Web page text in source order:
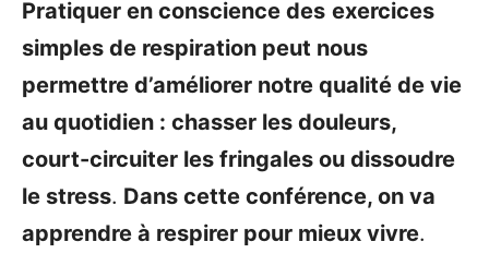
Pratiquer en conscience des exercices
simples de respiration peut nous
permettre d’améliorer notre qualité de vie
au quotidien : chasser les douleurs,
court-circuiter les fringales ou dissoudre
le stress. Dans cette conférence, on va
apprendre à respirer pour mieux vivre.